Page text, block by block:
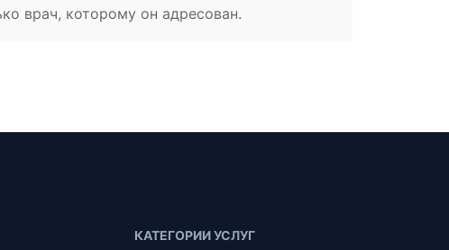
врач, которому он адресован.
КАТЕГОРИИ УСЛУГ